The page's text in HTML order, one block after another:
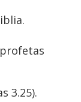
3.25).